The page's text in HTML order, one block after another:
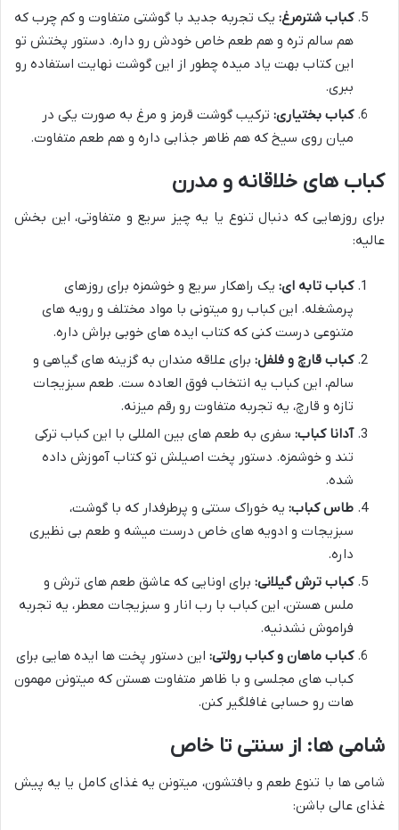
کباب شترمرغ: یک تجربه جدید با گوشتی متفاوت و کم چرب که
هم سالم تره و هم طعم خاص خودش رو داره. دستور پختش تو
این کتاب بهت یاد میده چطور از این گوشت نهایت استفاده رو
ببری.
کباب بختیاری: ترکیب گوشت قرمز و مرغ به صورت یکی در
میان روی سیخ که هم ظاهر جذابی داره و هم طعم متفاوت.
کباب های خلاقانه و مدرن
برای روزهایی که دنبال تنوع یا یه چیز سریع و متفاوتی، این بخش
عالیه:
کباب تابه ای: یک راهکار سریع و خوشمزه برای روزهای
پرمشغله. این کباب رو میتونی با مواد مختلف و رویه های
متنوعی درست کنی که کتاب ایده های خوبی براش داره.
کباب قارچ و فلفل: برای علاقه مندان به گزینه های گیاهی و
سالم، این کباب یه انتخاب فوق العاده ست. طعم سبزیجات
تازه و قارچ، یه تجربه متفاوت رو رقم میزنه.
آدانا کباب: سفری به طعم های بین المللی با این کباب ترکی
تند و خوشمزه. دستور پخت اصیلش تو کتاب آموزش داده
شده.
طاس کباب: یه خوراک سنتی و پرطرفدار که با گوشت،
سبزیجات و ادویه های خاص درست میشه و طعم بی نظیری
داره.
کباب ترش گیلانی: برای اونایی که عاشق طعم های ترش و
ملس هستن، این کباب با رب انار و سبزیجات معطر، یه تجربه
فراموش نشدنیه.
کباب ماهان و کباب رولتی: این دستور پخت ها ایده هایی برای
کباب های مجلسی و با ظاهر متفاوت هستن که میتونن مهمون
هات رو حسابی غافلگیر کنن.
شامی ها: از سنتی تا خاص
شامی ها با تنوع طعم و بافتشون، میتونن یه غذای کامل یا یه پیش
غذای عالی باشن: